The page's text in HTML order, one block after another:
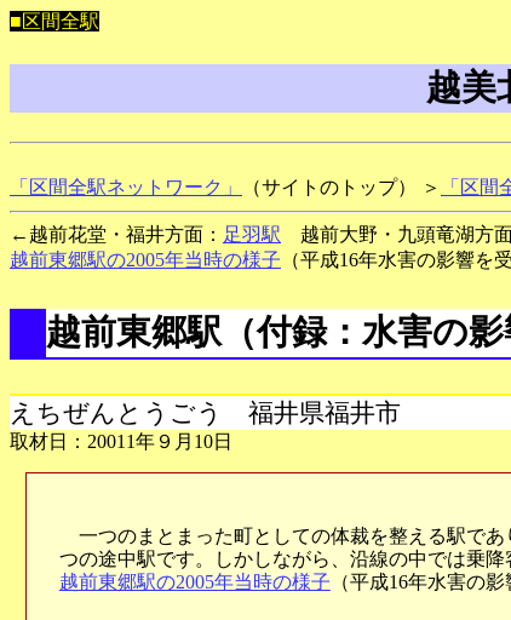
■区間全駅
越
「区間全駅ネットワーク」 （サイトのトップ） ＞ 「区間
←越前花堂・福井方面： 足羽駅 越前大野・九頭竜湖方面
越前東郷駅の2005年当時の様子 （平成16年水害の影響を
越前東郷駅 （付録：水害の
えちぜんとうごう 福井県福井市
取材日：20011年９月10日
一つのまとまった町としての体裁を整える駅で
つの途中駅です。しかしながら、沿線の中では乗降
越前東郷駅の2005年当時の様子 （平成16年水害の